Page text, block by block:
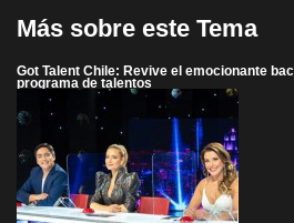
Más sobre este Tema
Got Talent Chile: Revive el emocionante
programa de talentos